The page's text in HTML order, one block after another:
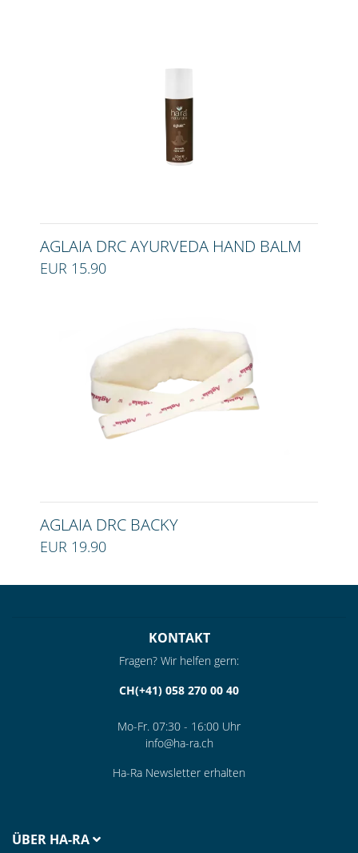
AGLAIA DRC AYURVEDA HAND BALM
EUR 15.90
AGLAIA DRC BACKY
EUR 19.90
KONTAKT
Fragen? Wir helfen gern:
CH(+41) 058 270 00 40
Mo-Fr. 07:30 - 16:00 Uhr
info@ha-ra.ch
Ha-Ra Newsletter erhalten
ÜBER HA-RA